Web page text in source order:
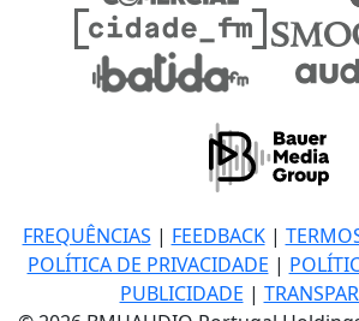
FREQUÊNCIAS | FEEDBACK|
POLÍTICA DE PRIVACIDADE |
PUBLICIDADE |